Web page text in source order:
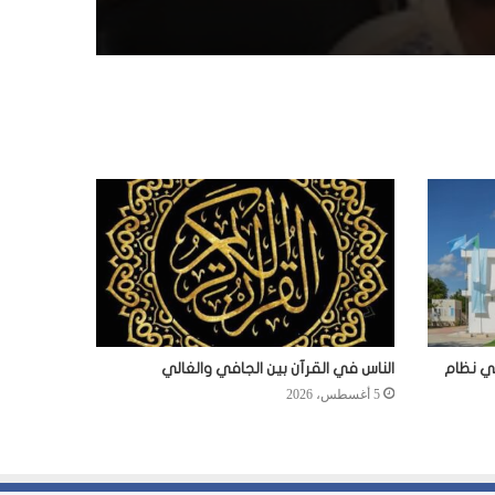
نظام الناس في القرآن بين الجافي والغالي
5 أغسطس، 2026